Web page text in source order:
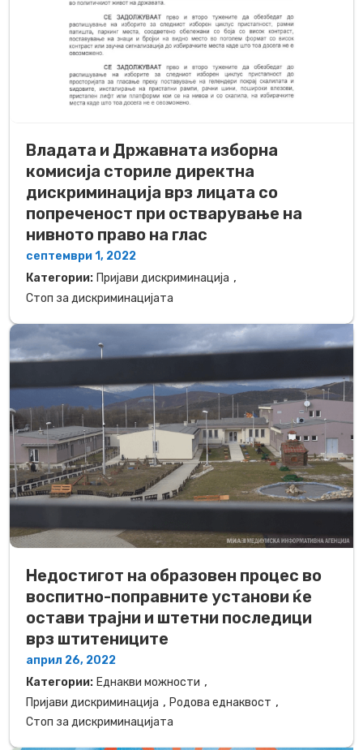
Владата и Државната изборна
комисија сториле директна
дискриминација врз лицата со
попреченост при остварување на
нивното право на глас
септември 1, 2022
Категории: Пријави дискриминација ,
Стоп за дискриминацијата
Недостигот на образовен процес во
воспитно-поправните установи ќе
остави трајни и штетни последици
врз штитениците
април 26, 2022
Категории: Еднакви можности ,
Пријави дискриминација , Родова еднаквост ,
Стоп за дискриминацијата